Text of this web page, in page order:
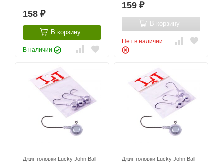
158 ₽
В корзину
В наличии
159 ₽
В корзину
Нет в наличии
Джиг-головки Lucky John Ball Джиг-головки Lucky John Ball